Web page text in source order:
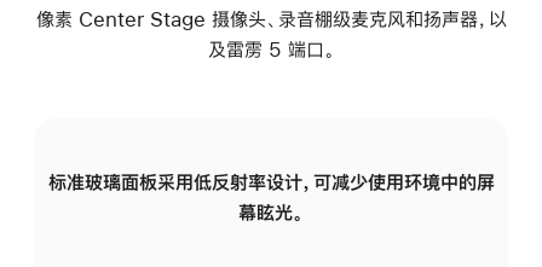
像素 Center Stage 摄像头、录音棚级麦克风和扬声器，以
及雷雳 5 端口。
标准玻璃面板采用低反射率设计，可减少使用环境中的屏
幕眩光。